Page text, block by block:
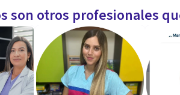
son otros profesionales